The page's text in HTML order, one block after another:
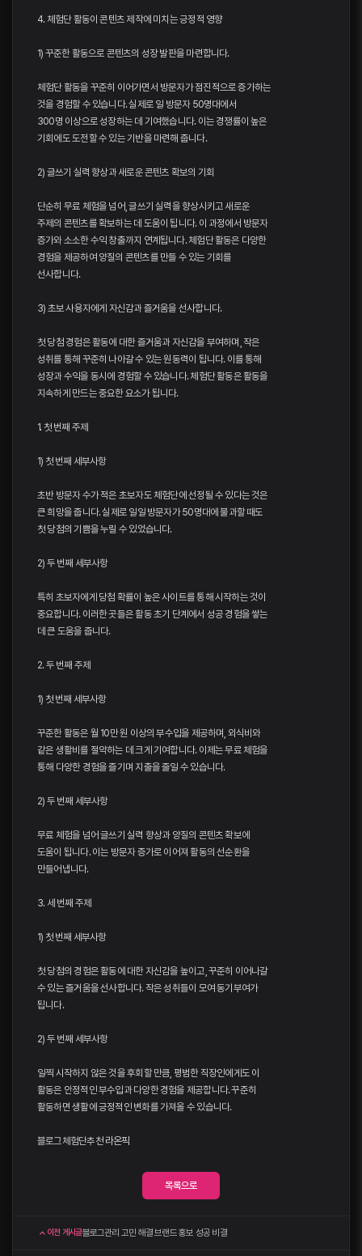
4. 체험단 활동이 콘텐츠 제작에 미치는 긍정적 영향
1) 꾸준한 활동으로 콘텐츠의 성장 발판을 마련합니다.
체험단 활동을 꾸준히 이어가면서 방문자가 점진적으로 증가하는
것을 경험할 수 있습니다. 실제로 일 방문자 50명대에서
300명 이상으로 성장하는 데 기여했습니다. 이는 경쟁률이 높은
기회에도 도전할 수 있는 기반을 마련해 줍니다.
2) 글쓰기 실력 향상과 새로운 콘텐츠 확보의 기회
단순히 무료 체험을 넘어, 글쓰기 실력을 향상시키고 새로운
주제의 콘텐츠를 확보하는 데 도움이 됩니다. 이 과정에서 방문자
증가와 소소한 수익 창출까지 연계됩니다. 체험단 활동은 다양한
경험을 제공하여 양질의 콘텐츠를 만들 수 있는 기회를
선사합니다.
3) 초보 사용자에게 자신감과 즐거움을 선사합니다.
첫 당첨 경험은 활동에 대한 즐거움과 자신감을 부여하며, 작은
성취를 통해 꾸준히 나아갈 수 있는 원동력이 됩니다. 이를 통해
성장과 수익을 동시에 경험할 수 있습니다. 체험단 활동은 활동을
지속하게 만드는 중요한 요소가 됩니다.
1. 첫 번째 주제
1) 첫 번째 세부사항
초반 방문자 수가 적은 초보자도 체험단에 선정될 수 있다는 것은
큰 희망을 줍니다. 실제로 일일 방문자가 50명대에 불과할 때도
첫 당첨의 기쁨을 누릴 수 있었습니다.
2) 두 번째 세부사항
특히 초보자에게 당첨 확률이 높은 사이트를 통해 시작하는 것이
중요합니다. 이러한 곳들은 활동 초기 단계에서 성공 경험을 쌓는
데 큰 도움을 줍니다.
2. 두 번째 주제
1) 첫 번째 세부사항
꾸준한 활동은 월 10만 원 이상의 부수입을 제공하며, 외식비와
같은 생활비를 절약하는 데 크게 기여합니다. 이제는 무료 체험을
통해 다양한 경험을 즐기며 지출을 줄일 수 있습니다.
2) 두 번째 세부사항
무료 체험을 넘어 글쓰기 실력 향상과 양질의 콘텐츠 확보에
도움이 됩니다. 이는 방문자 증가로 이어져 활동의 선순환을
만들어냅니다.
3. 세 번째 주제
1) 첫 번째 세부사항
첫 당첨의 경험은 활동에 대한 자신감을 높이고, 꾸준히 이어나갈
수 있는 즐거움을 선사합니다. 작은 성취들이 모여 동기부여가
됩니다.
2) 두 번째 세부사항
일찍 시작하지 않은 것을 후회할 만큼, 평범한 직장인에게도 이
활동은 안정적인 부수입과 다양한 경험을 제공합니다. 꾸준히
활동하면 생활에 긍정적인 변화를 가져올 수 있습니다.
블로그체험단추천 라온픽
목록으로
이전 게시글블로그관리 고민 해결 브랜드 홍보 성공 비결